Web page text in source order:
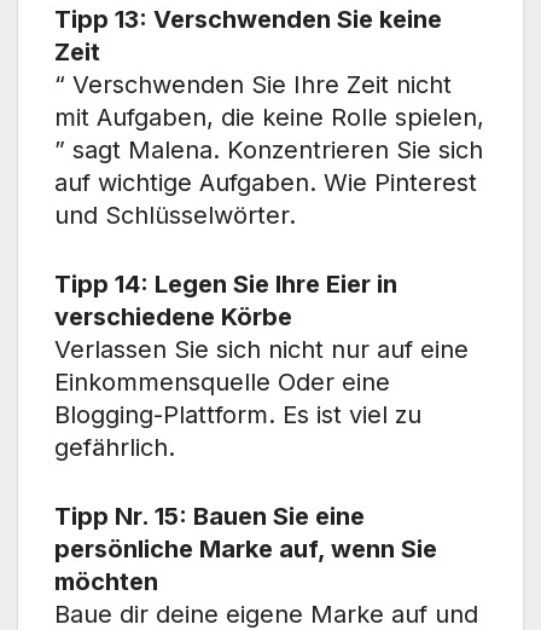
Tipp 13: Verschwenden Sie keine
Zeit
“ Verschwenden Sie Ihre Zeit nicht
mit Aufgaben, die keine Rolle spielen,
” sagt Malena. Konzentrieren Sie sich
auf wichtige Aufgaben. Wie Pinterest
und Schlüsselwörter.
Tipp 14: Legen Sie Ihre Eier in
verschiedene Körbe
Verlassen Sie sich nicht nur auf eine
Einkommensquelle Oder eine
Blogging-Plattform. Es ist viel zu
gefährlich.
Tipp Nr. 15: Bauen Sie eine
persönliche Marke auf, wenn Sie
möchten
Baue dir deine eigene Marke auf und